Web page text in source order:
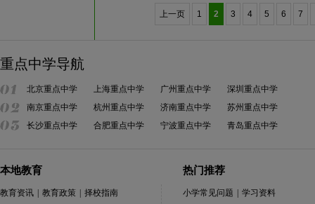
上一页 1 2 3 4 5 6 7
重点中学导航
北京重点中学 上海重点中学 广州重点中学
深圳重点中学
南京重点中学
杭州重点中学 济南重点中学
苏州重点中学
长沙重点中学
合肥重点中学 宁波重点中学 青岛重点中学
本地教育
教育资讯 教育政策
择校指南
热门推荐
小学常见问题
学习资料